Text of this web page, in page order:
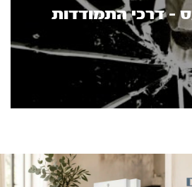
- דרכי התמודדות